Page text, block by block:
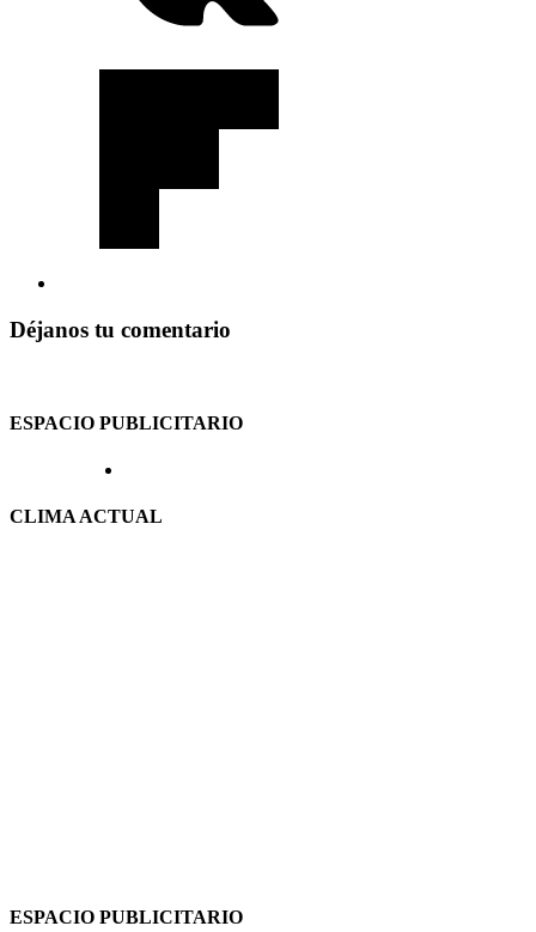
Déjanos tu comentario
ESPACIO PUBLICITARIO
CLIMA ACTUAL
ESPACIO PUBLICITARIO